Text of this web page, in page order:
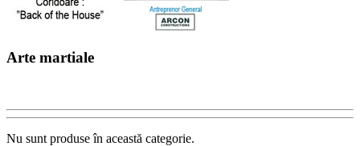
Arte martiale
Nu sunt produse în această categorie.